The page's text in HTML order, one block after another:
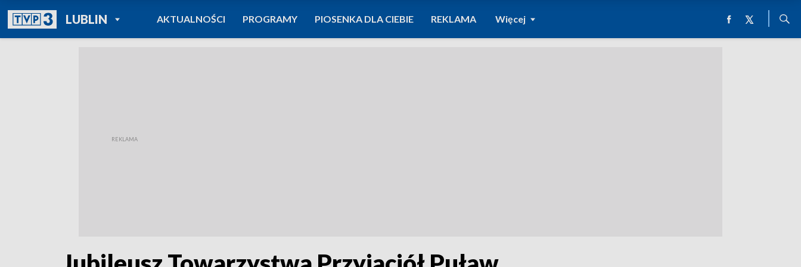
LUBLINPOWRÓT DO
TVP REGIONY
AKTUALNOŚCI PROGRAMY PIOSENKA DLA CIEBIE REKLAMA Więcej